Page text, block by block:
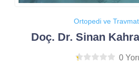
Ortopedi ve
Doç. Dr. Sinan
0